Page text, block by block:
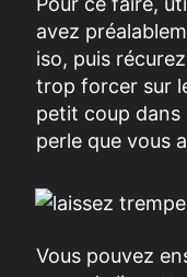
avez
iso, puis
trop forcer sur
petit coup dans
perle que vous
Vous pouvez